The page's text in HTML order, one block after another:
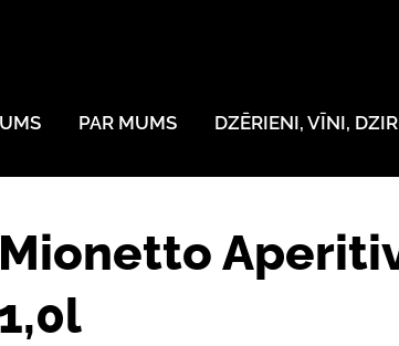
PAR MUMS DZĒRIENI, VĪNI,
Mionetto
1,0l